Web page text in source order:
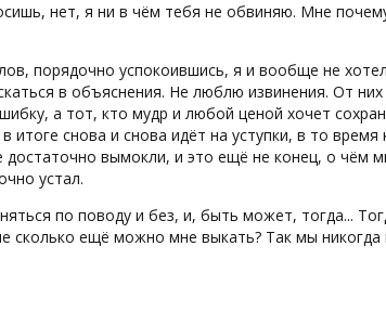
нет, я ни в чём тебя не обвиняю. Мне
порядочно успокоившись, я и вообще не
в объяснения. Не люблю извинения. От них
а тот, кто мудр и любой ценой хочет
снова и снова идёт на уступки, в то время
вымокли, и это ещё не конец, о чём
устал.
по поводу и без, и, быть может, тогда...
сколько ещё можно мне выкать? Так мы